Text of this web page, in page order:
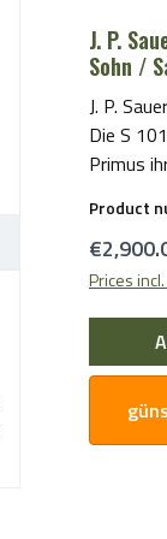
Kontrolle. Schlagbolzen und
DLC-
mm
Kimme
ready-
Match-
schnelle
– bei
J. P.
Sohn /
J. P.
Die S
Primus
der höhenverstellbare Schaftrücken.
Das
Zudem ist die S 101 GTI mit weiteren
Product
Regular
Prices